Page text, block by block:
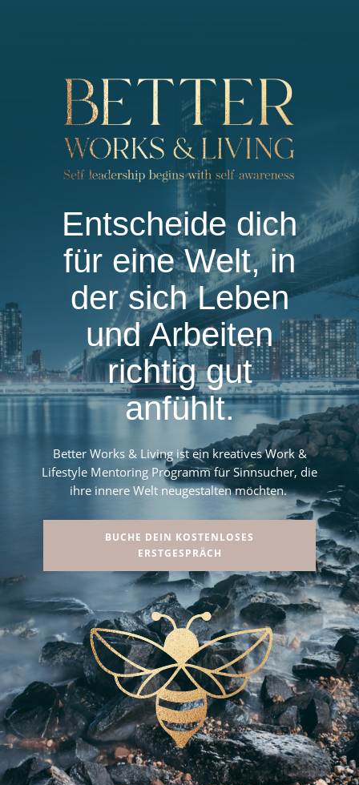
Entscheide dich
für eine Welt, in
der sich Leben
und Arbeiten
richtig gut
anfühlt.
Better Works & Living ist ein kreatives Work &
Lifestyle Mentoring Programm für Sinnsucher, die
ihre innere Welt neugestalten möchten.
BUCHE DEIN KOSTENLOSES
ERSTGESPRÄCH